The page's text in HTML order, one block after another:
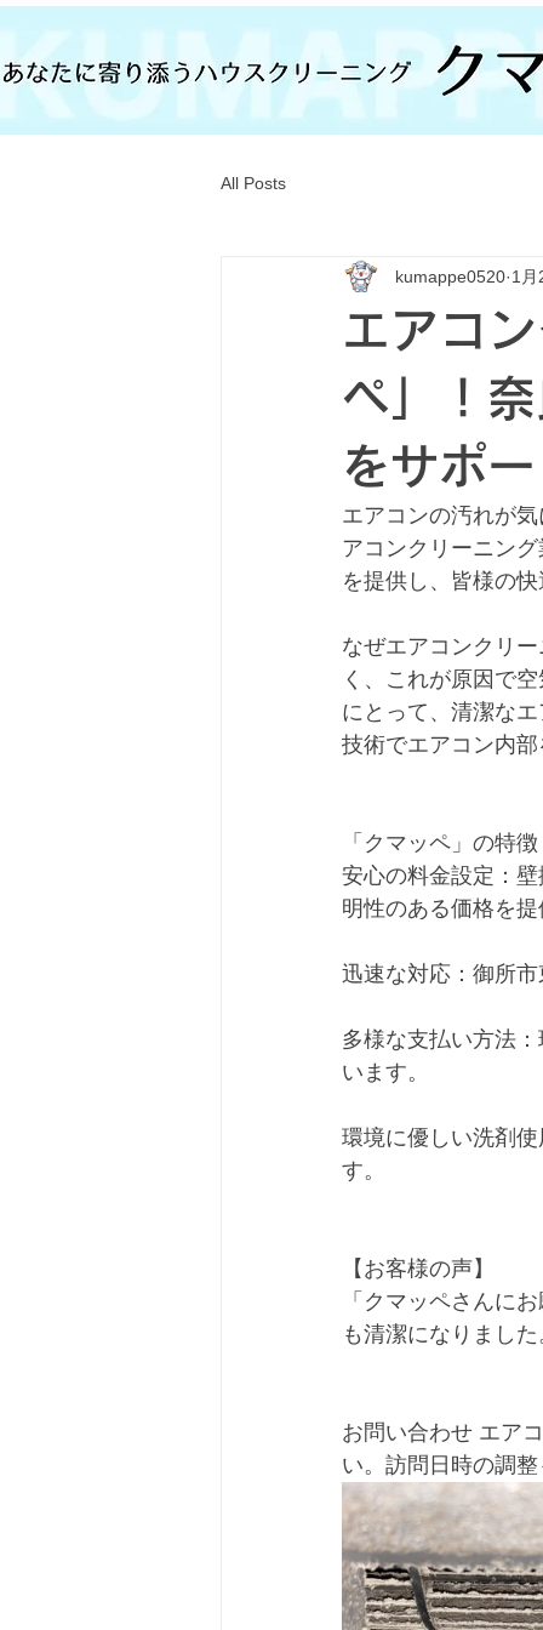
All Posts
エアコ
ペ」！
をサポ
kumappe0520 1月
エアコンの汚れが
アコンクリーニン
を提供し、皆様の
なぜエアコンクリ
く、これが原因で
にとって、清潔な
技術でエアコン内
「クマッペ」の特徴
安心の料金設定：
明性のある価格を
迅速な対応：御所
多様な支払い方法
います。
環境に優しい洗剤
す。
【お客様の声】
「クマッペさんに
も清潔になりまし
お問い合わせ エア
い。訪問日時の調